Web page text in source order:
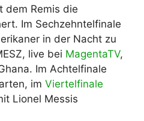
dem Remis die
Im Sechzehntelfinale
in der Nacht zu
live bei MagentaTV,
Im Achtelfinale
im Viertelfinale
Lionel Messis